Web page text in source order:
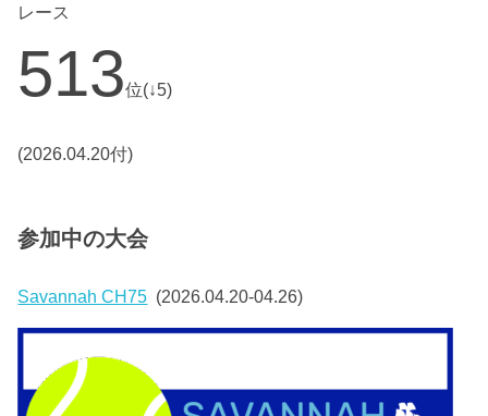
レース
513位(↓5)
(2026.04.20付)
参加中の大会
Savannah CH75 (2026.04.20-04.26)